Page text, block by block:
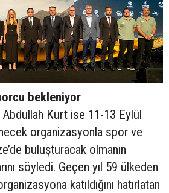
bekleniyor
Abdullah Kurt ise 11-13 Eylül
organizasyonla spor ve
buluşturacak olmanın
söyledi. Geçen yıl 59 ülkeden
katıldığını hatırlatan